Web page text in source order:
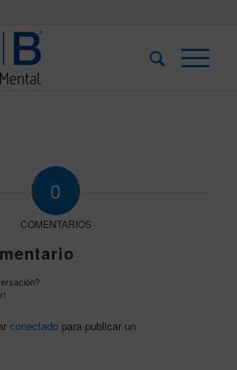
0
COMENTARIOS
conectadopara publicar un